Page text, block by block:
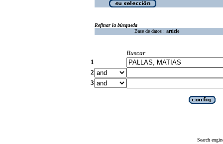
Refinar la búsqueda
Base de datos : article
Buscar
1
2
3
Search